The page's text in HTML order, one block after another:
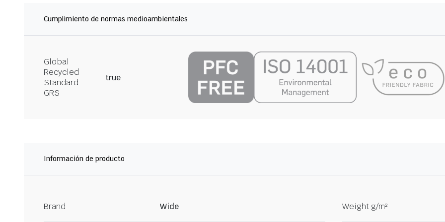
Cumplimiento de normas medioambientales
Global
Recycled
Standard -
GRS
true
Información de producto
Brand Wide Weight g/m²